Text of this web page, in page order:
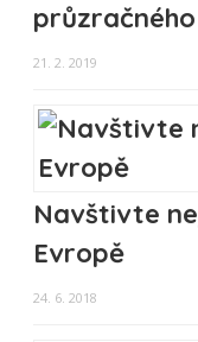
21. 2. 2019
Navštivte
Evropě
24. 6. 2018